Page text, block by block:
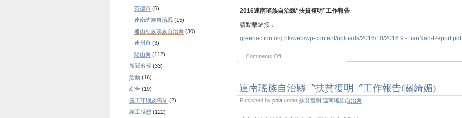
2016連南瑤族自治縣“扶貧複明”工作報告
請點擊鏈接：
greenaction.org.hk/web/wp-content/uploads/2016/10/2016.9.-LianNan-Report.pdf
Comments Off
連南瑤族自治縣〝扶貧復明〞工作報告(關綺媚)
Published by chia under 扶貧復明 連南瑤族自治縣
英德市 (6)
連南瑤族自治縣 (15)
連山壯族瑤族自治縣 (30)
連州市 (3)
陽山縣 (112)
新聞剪報 (33)
活動 (16)
綜合 (19)
義工守則及需知 (2)
義工感想 (122)